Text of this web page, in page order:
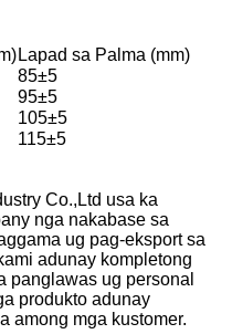
Lapad sa Palma (mm)
85±5
95±5
105±5
115±5
Co.,Ltd usa ka
nga nakabase sa
ug pag-eksport sa
adunay kompletong
panglawas ug personal
produkto adunay
among mga kustomer.